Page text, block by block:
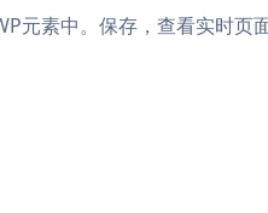
素中。保存，查看实时页